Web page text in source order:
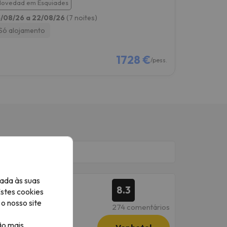
em Esquiades
08/26 a 22/08/26 (7 noites)
alojamento
1728 €/pess.
8.3
274 comentários
às suas
cookies
nosso site
mais